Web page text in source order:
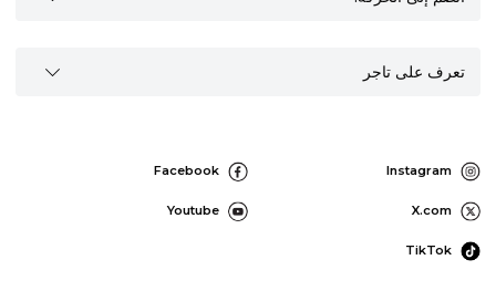
تعرف على تاجر
Instagram
Facebook
X.com
Youtube
TikTok